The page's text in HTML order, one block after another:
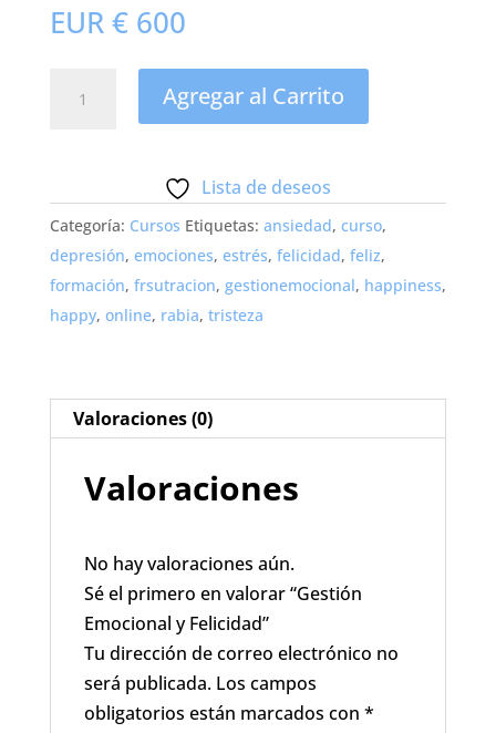
EUR €600
Emocional
cantidad
Agregar al Carrito
Lista de deseos
Categoría: Cursos Etiquetas: ansiedad, curso,
depresión, emociones, estrés, felicidad, feliz,
formación, frsutracion, gestionemocional, happiness,
happy, online, rabia, tristeza
Valoraciones (0)
Valoraciones
No hay valoraciones aún.
Sé el primero en valorar “Gestión
Emocional y Felicidad”
Tu dirección de correo electrónico no
será publicada. Los campos
obligatorios están marcados con *